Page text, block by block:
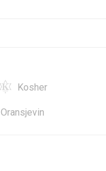
Kosher
Oransjevin